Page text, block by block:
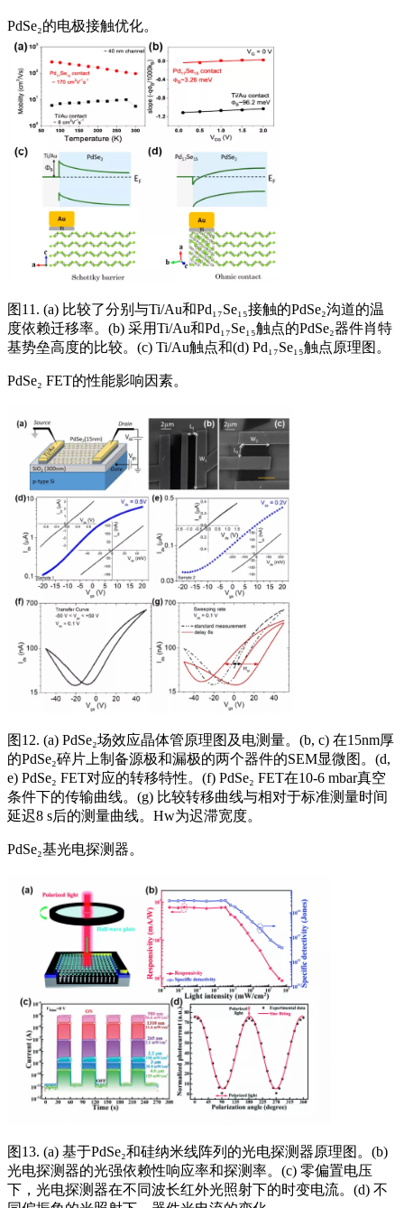
PdSe₂的电极接触优化。
图11. (a) 比较了分别与Ti/Au和Pd₁₇Se₁₅接触的PdSe₂沟道的温
度依赖迁移率。(b) 采用Ti/Au和Pd₁₇Se₁₅触点的PdSe₂器件肖特
基势垒高度的比较。(c) Ti/Au触点和(d) Pd₁₇Se₁₅触点原理图。
PdSe₂ FET的性能影响因素。
图12. (a) PdSe₂场效应晶体管原理图及电测量。(b, c) 在15nm厚
的PdSe₂碎片上制备源极和漏极的两个器件的SEM显微图。(d,
e) PdSe₂ FET对应的转移特性。(f) PdSe₂ FET在10-6 mbar真空
条件下的传输曲线。(g) 比较转移曲线与相对于标准测量时间
延迟8 s后的测量曲线。Hw为迟滞宽度。
PdSe₂基光电探测器。
图13. (a) 基于PdSe₂和硅纳米线阵列的光电探测器原理图。(b)
光电探测器的光强依赖性响应率和探测率。(c) 零偏置电压
下，光电探测器在不同波长红外光照射下的时变电流。(d) 不